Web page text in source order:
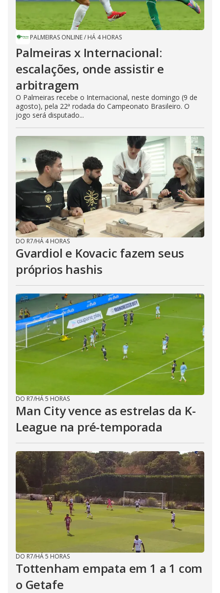
PALMEIRAS ONLINE/ HÁ 4 HORAS
Palmeiras x Internacional:
escalações, onde assistir e
arbitragem
O Palmeiras recebe o Internacional, neste domingo (9 de
agosto), pela 22ª rodada do Campeonato Brasileiro. O
jogo será disputado...
DO R7/HÁ 4 HORAS
Gvardiol e Kovacic fazem seus
próprios hashis
DO R7/HÁ 5 HORAS
Man City vence as estrelas da K-
League na pré-temporada
DO R7/HÁ 5 HORAS
Tottenham empata em 1 a 1 com
o Getafe